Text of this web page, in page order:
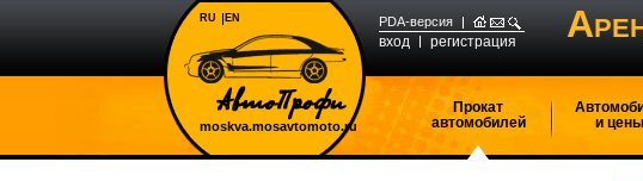
moskva.mosavtomoto.ru
PDA-версия
вход регистрация А
RU EN
Прокат
автомобилей
и цены